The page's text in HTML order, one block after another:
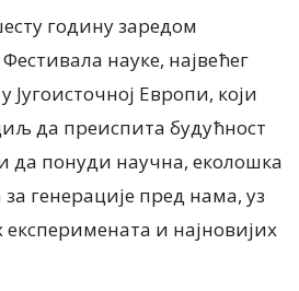
годину заредом
науке, највећег
Југоисточној Европи, који
да преиспита будућност
да понуди научна, еколошка
генерације пред нама, уз
и најновијих